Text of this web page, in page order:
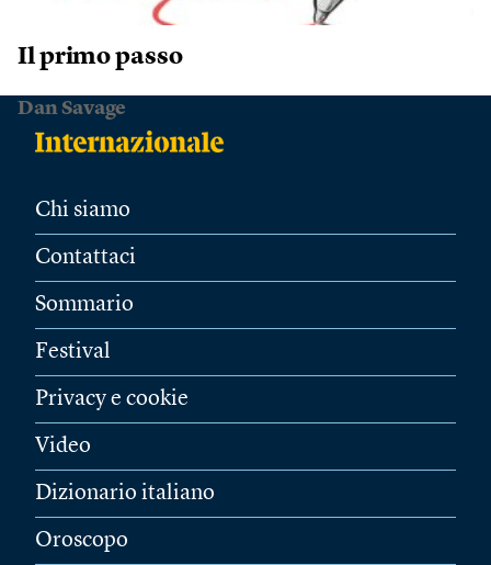
Il primo passo
Dan Savage
Chi siamo
Contattaci
Sommario
Festival
Privacy e cookie
Video
Dizionario italiano
Oroscopo